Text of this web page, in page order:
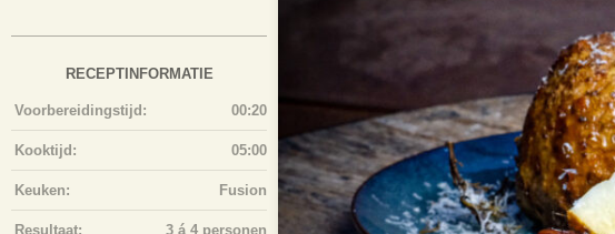
RECEPTINFORMATIE
Voorbereidingstijd: 00:20
Kooktijd: 05:00
Keuken: Fusion
Resultaat: 3 á 4 personen